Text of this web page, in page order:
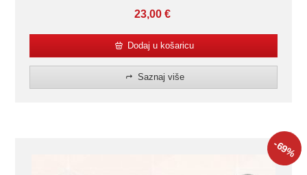
23,00 €
Dodaj u košaricu
Saznaj više
-69%